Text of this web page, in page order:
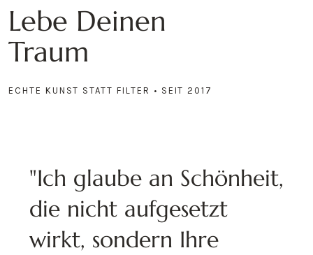
Lebe Deinen
Traum
ECHTE KUNST STATT FILTER • SEIT 2017
"Ich glaube an Schönheit,
die nicht aufgesetzt
wirkt, sondern Ihre